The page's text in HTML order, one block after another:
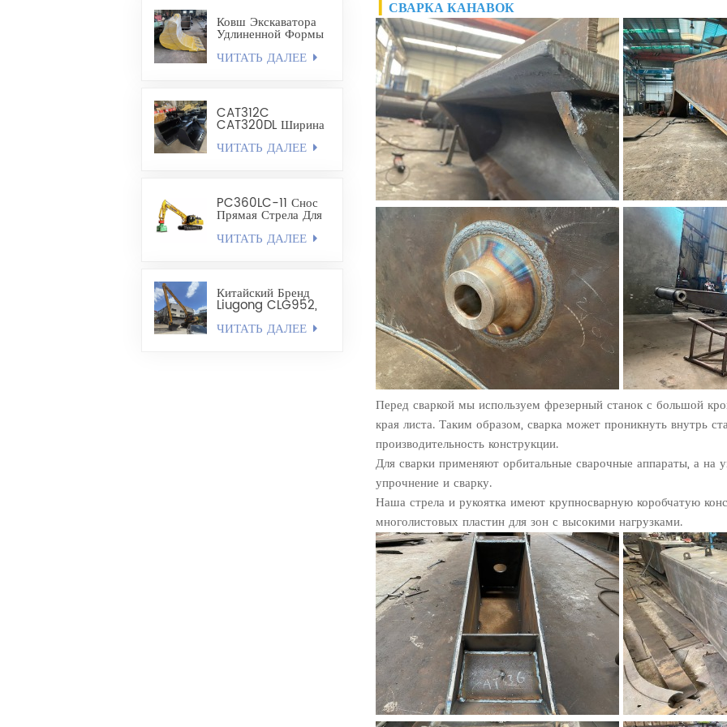
Ковш Экскаватора
Удлиненной Формы
- Карьерный Ковш
ЧИТАТЬ ДАЛЕЕ
CAT312C
CAT320DL Ширина
Выравнивающего
Ковша 1200–1300
ЧИТАТЬ ДАЛЕЕ
PC360LC-11 Снос
Прямая Стрела Для
Увеличения Вылета
ЧИТАТЬ ДАЛЕЕ
Китайский Бренд
Liugong CLG952,
Модификация
Стрелы Длиной 22
ЧИТАТЬ ДАЛЕЕ
СВАРКА КАНАВОК
Перед сваркой мы используем фрезерный станок с большой
края листа. Таким образом, сварка может проникнуть внутрь
производительность конструкции.
Для сварки применяют орбитальные сварочные аппараты, а на
упрочнение и сварку.
Наша стрела и рукоятка имеют крупносварную коробчатую
многолистовых пластин для зон с высокими нагрузками.